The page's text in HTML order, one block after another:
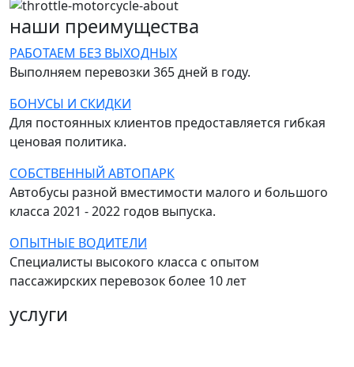
наши преимущества
РАБОТАЕМ БЕЗ ВЫХОДНЫХ
Выполняем перевозки 365 дней в году.
БОНУСЫ И СКИДКИ
Для постоянных клиентов предоставляется гибкая
ценовая политика.
СОБСТВЕННЫЙ АВТОПАРК
Автобусы разной вместимости малого и большого
класса 2021 - 2022 годов выпуска.
ОПЫТНЫЕ ВОДИТЕЛИ
Специалисты высокого класса с опытом
пассажирских перевозок более 10 лет
услуги